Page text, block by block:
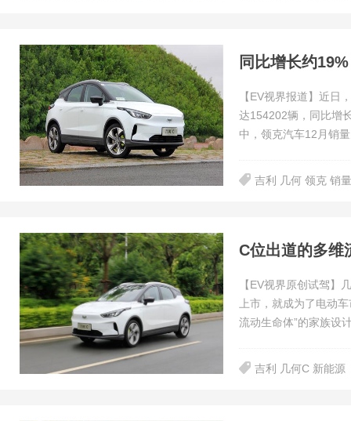
同比增长约
【EV视界报道】近日
达154202辆，同比增
中，领克汽车12月销
吉利 几何 领克 销量
C位出道的多维
【EV视界原创试驾】
上市，就成为了电动
流动生命体”的家族设
吉利 几何C 新能源